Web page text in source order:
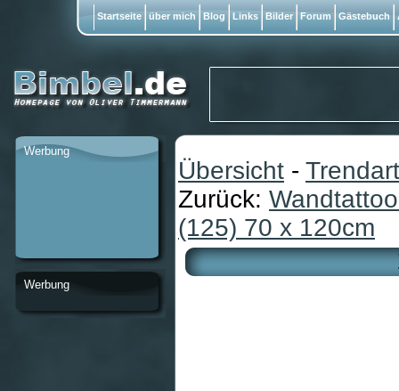
Übersicht -
Zurück:
(125) 70 x 120cm
Werbung
Werbung
Startseite über mich Blog Links Bilder Forum Gästebuch